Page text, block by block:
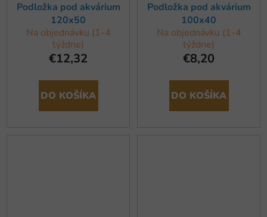
Podložka pod akvárium
120x50
Na objednávku (1-4
týždne)
€12,32
DO KOŠÍKA
Podložka pod akvárium
100x40
Na objednávku (1-4
týždne)
€8,20
DO KOŠÍKA